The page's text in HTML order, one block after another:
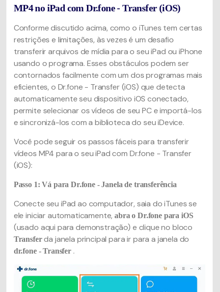
MP4 no iPad com Dr.fone - Transfer (iOS)
Conforme discutido acima, como o iTunes tem certas
restrições e limitações, às vezes é um desafio
transferir arquivos de mídia para o seu iPad ou iPhone
usando o programa. Esses obstáculos podem ser
contornados facilmente com um dos programas mais
eficientes, o Dr.fone - Transfer (iOS) que detecta
automaticamente seu dispositivo iOS conectado,
permite selecionar os vídeos de seu PC e importá-los
e sincronizá-los com a biblioteca do seu iDevice.
Você pode seguir os passos fáceis para transferir
vídeos MP4 para o seu iPad com Dr.fone - Transfer
(iOS):
Passo 1: Vá para Dr.fone - Janela de transferência
Conecte seu iPad ao computador, saia do iTunes se
ele iniciar automaticamente,abra o Dr.fone para iOS
(usado aqui para demonstração) e clique no bloco
Transferda janela principal para ir para a janela do
dr.fone - Transfer .